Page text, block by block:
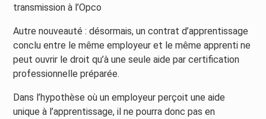
transmission à l’Opco
Autre nouveauté : désormais, un contrat d’apprentissage
conclu entre le même employeur et le même apprenti ne
peut ouvrir le droit qu’à une seule aide par certification
professionnelle préparée.
Dans l’hypothèse où un employeur perçoit une aide
unique à l’apprentissage, il ne pourra donc pas en